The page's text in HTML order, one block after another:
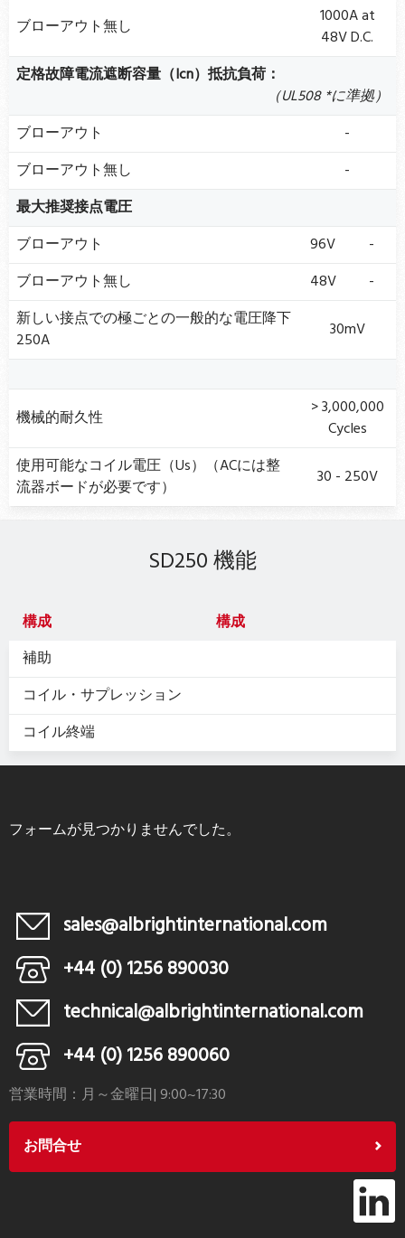
ブローアウト無し
1000A at
48V D.C.
定格故障電流遮断容量（Icn）抵抗負荷：
（UL508 *に準拠）
ブローアウト
-
ブローアウト無し
-
最大推奨接点電圧
ブローアウト
96V
-
ブローアウト無し
48V
-
新しい接点での極ごとの一般的な電圧降下
250A
30mV
機械的耐久性
> 3,000,000
Cycles
使用可能なコイル電圧（Us）（ACには整
流器ボードが必要です）
30 - 250V
SD250 機能
構成
構成
補助
コイル・サプレッション
コイル終端
フォームが見つかりませんでした。
sales@albrightinternational.com
+44 (0) 1256 890030
technical@albrightinternational.com
+44 (0) 1256 890060
営業時間：月～金曜日| 9:00~17:30
お問合せ